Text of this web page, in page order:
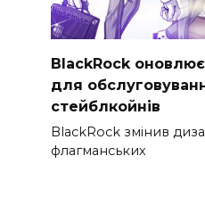
BlackRock
для
стейблкойнів
BlackRock змінив
флагманських